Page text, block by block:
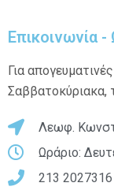
Επικοινωνία -
Για
Σαββατοκύριακα,
Λεωφ.
Ωράριο:
213 2027316